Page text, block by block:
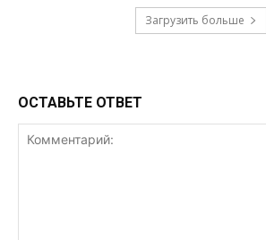
Загрузить больше
ОСТАВЬТЕ ОТВЕТ